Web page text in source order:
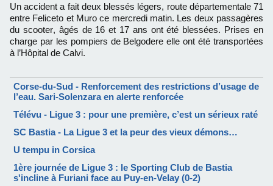
Un accident a fait deux blessés légers, route départementale 71
entre Feliceto et Muro ce mercredi matin. Les deux passagères
du scooter, âgés de 16 et 17 ans ont été blessées. Prises en
charge par les pompiers de Belgodere elle ont été transportées
à l’Hôpital de Calvi.
Corse-du-Sud - Renforcement des restrictions d’usage de
l’eau. Sari-Solenzara en alerte renforcée
Télévu - Ligue 3 : pour une première, c’est un sérieux raté
SC Bastia - La Ligue 3 et la peur des vieux démons…
U tempu in Corsica
1ère journée de Ligue 3 : le Sporting Club de Bastia
s'incline à Furiani face au Puy-en-Velay (0-2)